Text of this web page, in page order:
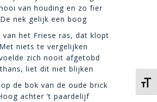
van houding en zo fier
De nek gelijk een boog
van het Friese ras, dat klopt
Met niets te vergelijken
zich nooit afgetobd
liet dit niet blijken
de bok van de oude brick
achter ’t paardelijf